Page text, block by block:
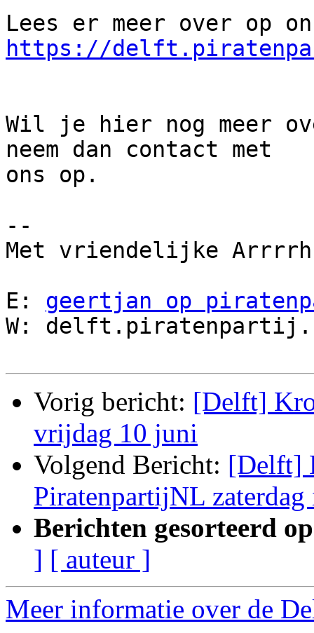
https://
Wil je hier nog meer
neem dan contact met
ons op.
--
Met vriendelijke
E: geertjan op
W:
Vorig bericht: [Delft]
vrijdag 10 juni
Volgend Bericht: [Delft]
PiratenpartijNL
Berichten gesorteerd
] [ auteur ]
Meer informatie over de